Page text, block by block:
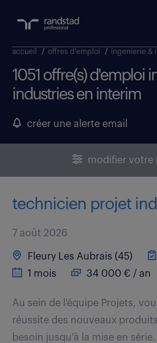
accueil / offres d'emploi / ingenierie &
1051 offre(s) d'emploi
industries en interim
créer une alerte email
modifier votre
technicien projet
7 août 2026
Fleury Les Aubrais (45)
1 mois
34 000 € / an
Au sein de l'équipe Projets,
réussite des nouveaux
besoin jusqu'à la mise en